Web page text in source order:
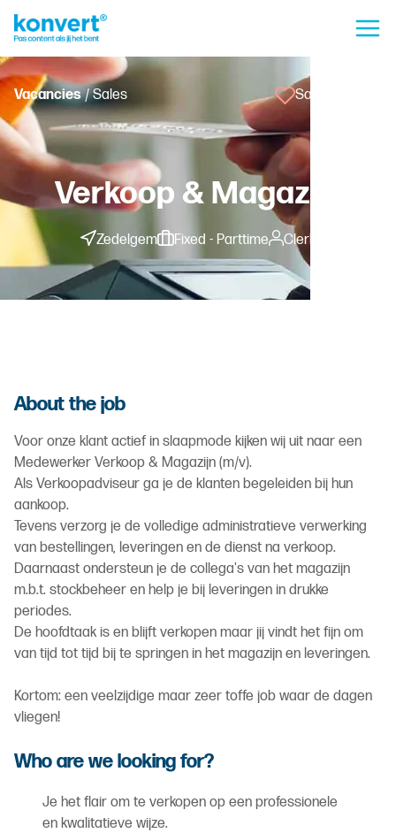
Vacancies/ Sales Save vacancy
Verkoop & Magazijn
Zedelgem Fixed - Parttime Clerk
About the job
Voor onze klant actief in slaapmode kijken wij uit naar een
Medewerker Verkoop & Magazijn (m/v).
Als Verkoopadviseur ga je de klanten begeleiden bij hun
aankoop.
Tevens verzorg je de volledige administratieve verwerking
van bestellingen, leveringen en de dienst na verkoop.
Daarnaast ondersteun je de collega's van het magazijn
m.b.t. stockbeheer en help je bij leveringen in drukke
periodes.
De hoofdtaak is en blijft verkopen maar jij vindt het fijn om
van tijd tot tijd bij te springen in het magazijn en leveringen.
Kortom: een veelzijdige maar zeer toffe job waar de dagen
vliegen!
Who are we looking for?
Je het flair om te verkopen op een professionele
en kwalitatieve wijze.